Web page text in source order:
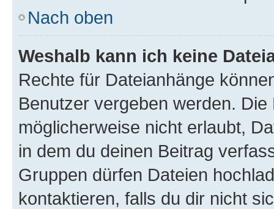
Nach oben
Weshalb kann ich keine
Rechte für Dateianhänge
Benutzer vergeben werden.
möglicherweise nicht erlaubt,
in dem du deinen Beitrag
Gruppen dürfen Dateien
kontaktieren, falls du dir nicht